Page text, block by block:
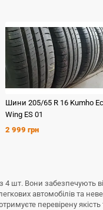
Шини 205/65 R 16 Kumho
Wing ES 01
2 999 грн
шт. Вони забезпечують
автомобілів та
перевірену якість